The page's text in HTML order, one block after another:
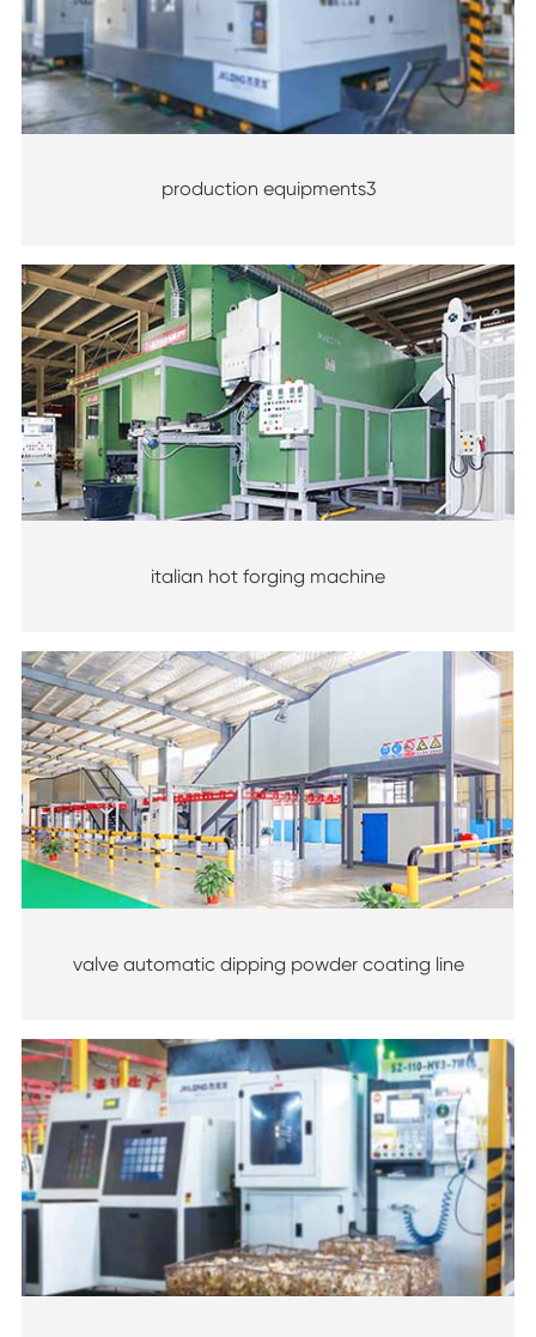
production equipments3
italian hot forging machine
valve automatic dipping powder coating line